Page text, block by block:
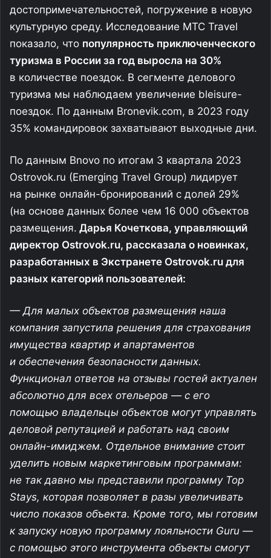
достопримечательностей, погружение в новую
культурную среду. Исследование МТС Travel
показало, что популярность приключенческого
туризма в России за год выросла на 30%
в количестве поездок. В сегменте делового
туризма мы наблюдаем увеличение bleisure-
поездок. По данным Bronevik.com, в 2023 году
35% командировок захватывают выходные дни.
По данным Bnovo по итогам 3 квартала 2023
Ostrovok.ru (Emerging Travel Group) лидирует
на рынке онлайн-бронирований с долей 29%
(на основе данных более чем 16 000 объектов
размещения. Дарья Кочеткова, управляющий
директор Ostrovok.ru, рассказала о новинках,
разработанных в Экстранете Ostrovok.ru для
разных категорий пользователей:
— Для малых объектов размещения наша
компания запустила решения для страхования
имущества квартир и апартаментов
и обеспечения безопасности данных.
Функционал ответов на отзывы гостей актуален
абсолютно для всех отельеров — с его
помощью владельцы объектов могут управлять
деловой репутацией и работать над своим
онлайн-имиджем. Отдельное внимание стоит
уделить новым маркетинговым программам:
не так давно мы представили программу Top
Stays, которая позволяет в разы увеличивать
число показов объекта. Кроме того, мы готовим
к запуску новую программу лояльности Guru —
с помощью этого инструмента объекты смогут